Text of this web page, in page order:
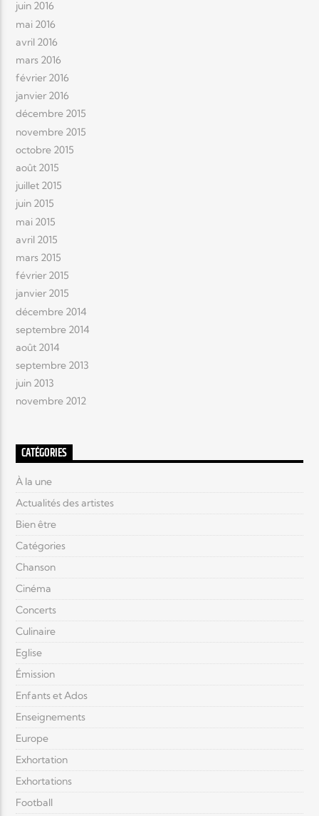
juin 2016
mai 2016
avril 2016
mars 2016
février 2016
janvier 2016
décembre 2015
novembre 2015
octobre 2015
août 2015
juillet 2015
juin 2015
mai 2015
avril 2015
mars 2015
février 2015
janvier 2015
décembre 2014
septembre 2014
août 2014
septembre 2013
juin 2013
novembre 2012
CATÉGORIES
À la une
Actualités des artistes
Bien être
Catégories
Chanson
Cinéma
Concerts
Culinaire
Eglise
Émission
Enfants et Ados
Enseignements
Europe
Exhortation
Exhortations
Football